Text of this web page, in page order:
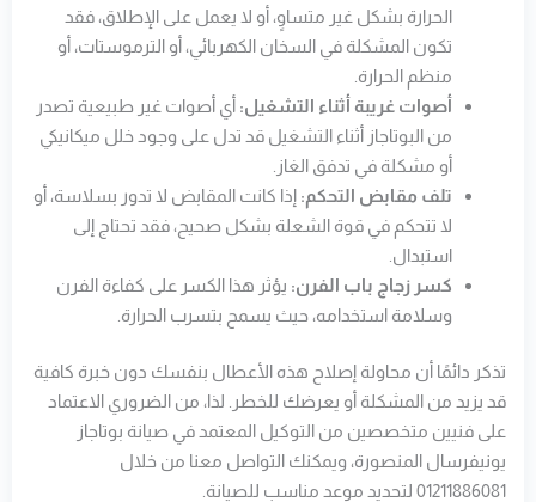
الحرارة بشكل غير متساوٍ، أو لا يعمل على الإطلاق، فقد
تكون المشكلة في السخان الكهربائي، أو الترموستات، أو
منظم الحرارة.
أصوات غريبة أثناء التشغيل: أي أصوات غير طبيعية تصدر
من البوتاجاز أثناء التشغيل قد تدل على وجود خلل ميكانيكي
أو مشكلة في تدفق الغاز.
تلف مقابض التحكم: إذا كانت المقابض لا تدور بسلاسة، أو
لا تتحكم في قوة الشعلة بشكل صحيح، فقد تحتاج إلى
استبدال.
كسر زجاج باب الفرن: يؤثر هذا الكسر على كفاءة الفرن
وسلامة استخدامه، حيث يسمح بتسرب الحرارة.
تذكر دائمًا أن محاولة إصلاح هذه الأعطال بنفسك دون خبرة كافية
قد يزيد من المشكلة أو يعرضك للخطر. لذا، من الضروري الاعتماد
على فنيين متخصصين من التوكيل المعتمد في صيانة بوتاجاز
يونيفرسال المنصورة، ويمكنك التواصل معنا من خلال
01211886081 لتحديد موعد مناسب للصيانة.